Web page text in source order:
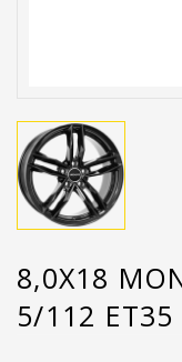
8,0X18
5/112 ET35